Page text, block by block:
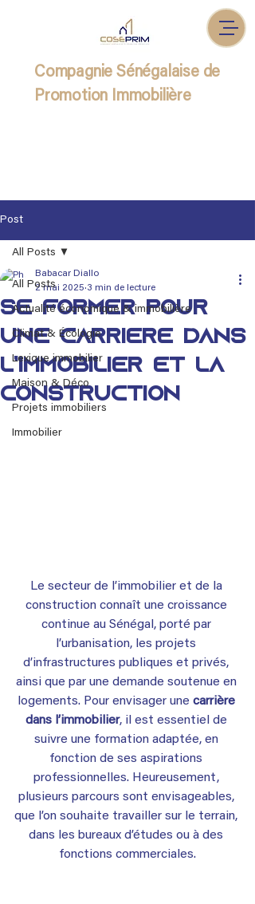
Compagnie Sénégalaise de
Promotion Immobilière
Post
All Posts
Actualité économique & immobilière
Climat & Écologie
Lexique immobilier
Maison & Déco
Projets immobiliers
Immobilier
All Posts
Se former pour
une carrière dans
l’immobilier et la
construction
Babacar Diallo
2 mai 2025 3 min de lecture
Le secteur de l’immobilier et de la
construction connaît une croissance
continue au Sénégal, porté par
l’urbanisation, les projets
d’infrastructures publiques et privés,
ainsi que par une demande soutenue en
logements. Pour envisager une carrière
dans l’immobilier, il est essentiel de
suivre une formation adaptée, en
fonction de ses aspirations
professionnelles. Heureusement,
plusieurs parcours sont envisageables,
que l’on souhaite travailler sur le terrain,
dans les bureaux d’études ou à des
fonctions commerciales.